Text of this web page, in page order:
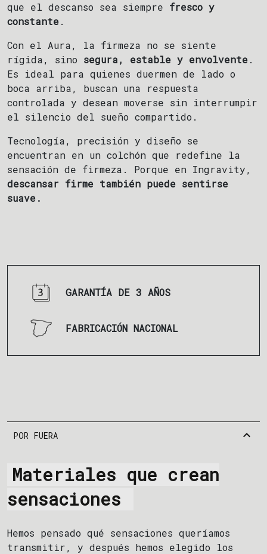
que el descanso sea siempre fresco y
constante.
Con el Aura, la firmeza no se siente
rígida, sino segura, estable y envolvente.
Es ideal para quienes duermen de lado o
boca arriba, buscan una respuesta
controlada y desean moverse sin interrumpir
el silencio del sueño compartido.
Tecnología, precisión y diseño se
encuentran en un colchón que redefine la
sensación de firmeza. Porque en Ingravity,
descansar firme también puede sentirse
suave.
GARANTÍA DE 3 AÑOS
FABRICACIÓN NACIONAL
POR FUERA expand_more
Materiales que crean
sensaciones
Hemos pensado qué sensaciones queríamos
transmitir, y después hemos elegido los